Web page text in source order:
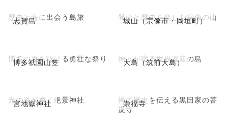
志賀島
歴史と海に出会う島旅 城山（宗像市・岡垣町）
登山と歴史を楽しむ宗像の山
博多祇園山笠
博多の夏を駆ける勇壮な祭り 大島（筑前大島）
神々が宿る世界遺産の島
宮地嶽神社
光の道が導く絶景神社 崇福寺
禅の歴史を伝える黒田家の菩
提寺